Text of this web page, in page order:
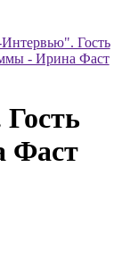
Гость
- Ирина Фаст
Фаст